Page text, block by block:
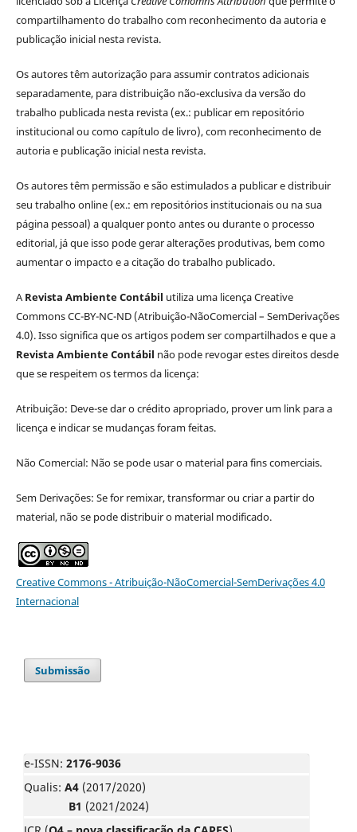
compartilhamento do trabalho com reconhecimento da autoria e
publicação inicial nesta revista.
Os autores têm autorização para assumir contratos adicionais
separadamente, para distribuição não-exclusiva da versão do
trabalho publicada nesta revista (ex.: publicar em repositório
institucional ou como capítulo de livro), com reconhecimento de
autoria e publicação inicial nesta revista.
Os autores têm permissão e são estimulados a publicar e distribuir
seu trabalho online (ex.: em repositórios institucionais ou na sua
página pessoal) a qualquer ponto antes ou durante o processo
editorial, já que isso pode gerar alterações produtivas, bem como
aumentar o impacto e a citação do trabalho publicado.
ARevista Ambiente Contábil utiliza uma licença Creative
Commons CC-BY-NC-ND (Atribuição-NãoComercial – SemDerivações
4.0). Isso significa que os artigos podem ser compartilhados e que a
Revista Ambiente Contábil não pode revogar estes direitos desde
que se respeitem os termos da licença:
Atribuição: Deve-se dar o crédito apropriado, prover um link para a
licença e indicar se mudanças foram feitas.
Não Comercial: Não se pode usar o material para fins comerciais.
Sem Derivações: Se for remixar, transformar ou criar a partir do
material, não se pode distribuir o material modificado.
Creative Commons - Atribuição-NãoComercial-SemDerivações 4.0
Internacional
Submissão
e-ISSN: 2176-9036
Qualis: A4 (2017/2020)
B1 (2021/2024)